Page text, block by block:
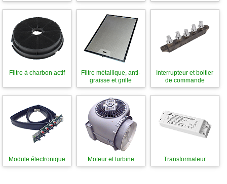
Filtre à charbon actif
Filtre métallique, anti-
graisse et grille
Interrupteur et boitier
de commande
Module électronique Moteur et turbine Transformateur